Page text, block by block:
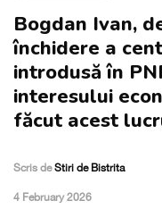
Bogdan Ivan,
închidere a
introdusă în
interesului
făcut acest
Scris deStiri de Bistrita
,4 February 2026